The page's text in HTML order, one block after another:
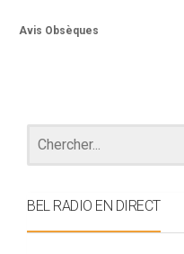
Avis Obsèques
BEL RADIO EN DIRECT